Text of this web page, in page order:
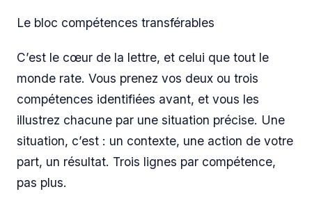
Le bloc compétences transférables
C’est le cœur de la lettre, et celui que tout le
monde rate. Vous prenez vos deux ou trois
compétences identifiées avant, et vous les
illustrez chacune par une situation précise. Une
situation, c’est : un contexte, une action de votre
part, un résultat. Trois lignes par compétence,
pas plus.